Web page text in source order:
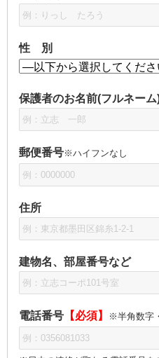
性 別
保護者のお名前(フルネーム
郵便番号※ハイフンなし
住所
建物名、部屋番号など
電話番号 【必須】 ※半角数字